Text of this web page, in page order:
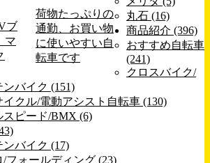
ブ
マ
荷物たっぷりの
通勤、お買い物
に使いやすい自
転車です
丸石 (16)
商品紹介 (396)
おすすめ自転車
(241)
クロスバイク/
ンバイク (151)
イクル/電動アシスト自転車 (130)
スピード/BMX (6)
ンバイク (17)
/フォールディング (23)